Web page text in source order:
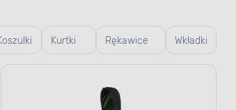
robocze
Kurtki Rękawice
ogrodowe
Wkładki